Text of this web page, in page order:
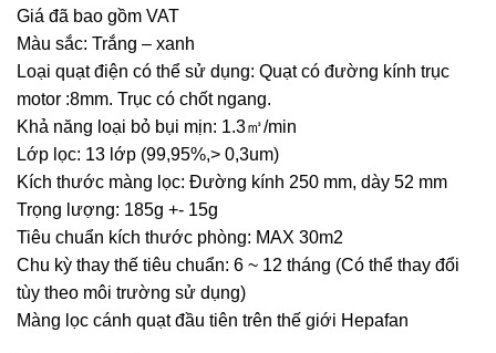
Giá đã bao gồm VAT
Màu sắc: Trắng – xanh
Loại quạt điện có thể sử dụng: Quạt có đường kính trục
motor :8mm. Trục có chốt ngang.
Khả năng loại bỏ bụi mịn: 1.3㎥/min
Lớp lọc: 13 lớp (99,95%,> 0,3um)
Kích thước màng lọc: Đường kính 250 mm, dày 52 mm
Trọng lượng: 185g +- 15g
Tiêu chuẩn kích thước phòng: MAX 30m2
Chu kỳ thay thế tiêu chuẩn: 6 ~ 12 tháng (Có thể thay đổi
tùy theo môi trường sử dụng)
Màng lọc cánh quạt đầu tiên trên thế giới Hepafan